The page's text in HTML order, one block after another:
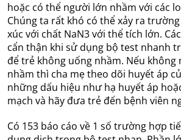
hoặc có thể người lớn nhầm với các
Chúng ta rất khó có thể xảy ra
xúc với chất NaN3 với thể tích lớn.
cẩn thận khi sử dụng bộ test nhanh
để trẻ không uống nhầm. Nếu không
nhầm thì cha mẹ theo dõi huyết áp
những dấu hiệu như hạ huyết áp
mạch và hãy đưa trẻ đến bệnh viên
Có 153 báo cáo về 1 số trường hợp